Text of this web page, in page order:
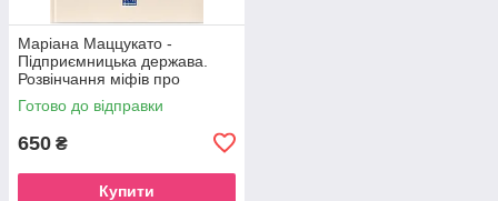
Маріана Маццукато -
Підприємницька держава.
Розвінчання міфів про
державний і приватний
сектори
Готово до відправки
650 ₴
Купити